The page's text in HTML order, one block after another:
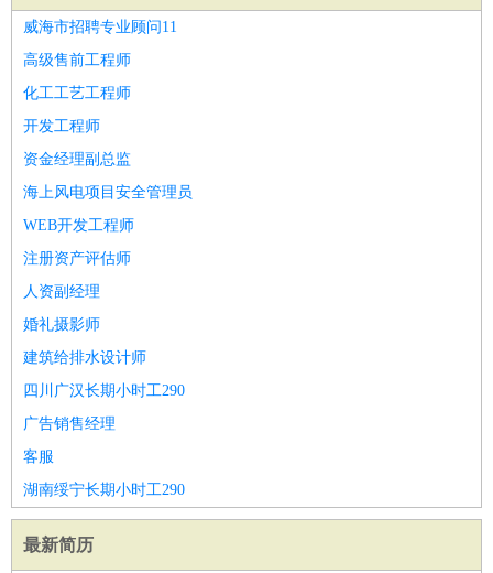
威海市招聘专业顾问11
高级售前工程师
化工工艺工程师
开发工程师
资金经理副总监
海上风电项目安全管理员
WEB开发工程师
注册资产评估师
人资副经理
婚礼摄影师
建筑给排水设计师
四川广汉长期小时工290
广告销售经理
客服
湖南绥宁长期小时工290
最新简历